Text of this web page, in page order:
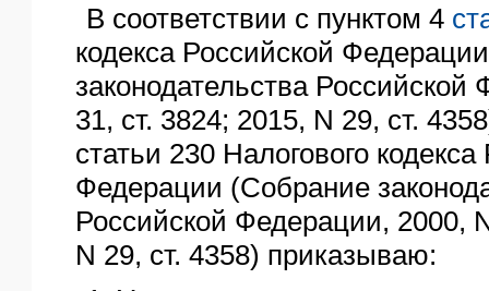
В соответствии с пунктом 4
кодекса Российской
законодательства
31, ст. 3824; 2015, N 29, ст.
статьи 230 Налогового
Федерации (Собрание
Российской Федерации, 2000,
N 29, ст. 4358) приказываю: